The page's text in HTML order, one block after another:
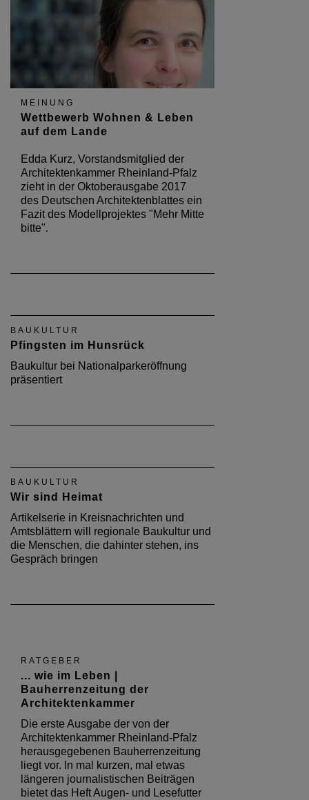
MEINUNG
Wettbewerb Wohnen & Leben
auf dem Lande
Edda Kurz, Vorstandsmitglied der
Architektenkammer Rheinland-Pfalz
zieht in der Oktoberausgabe 2017
des Deutschen Architektenblattes ein
Fazit des Modellprojektes "Mehr Mitte
bitte".
BAUKULTUR
Pfingsten im Hunsrück
Baukultur bei Nationalparkeröffnung
präsentiert
BAUKULTUR
Wir sind Heimat
Artikelserie in Kreisnachrichten und
Amtsblättern will regionale Baukultur und
die Menschen, die dahinter stehen, ins
Gespräch bringen
RATGEBER
... wie im Leben |
Bauherrenzeitung der
Architektenkammer
Die erste Ausgabe der von der
Architektenkammer Rheinland-Pfalz
herausgegebenen Bauherrenzeitung
liegt vor. In mal kurzen, mal etwas
längeren journalistischen Beiträgen
bietet das Heft Augen- und Lesefutter